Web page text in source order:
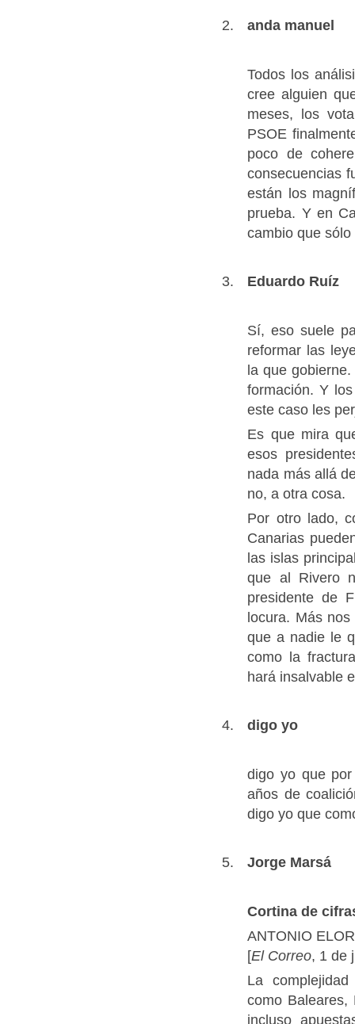
anda manuel
Todos los
cree alguien
meses, los
PSOE
poco de
consecuencias
están los
prueba. Y en
cambio que
Eduardo Ruíz
Sí, eso suele
reformar las
la que
formación. Y
este caso les
Es que mira
esos
nada más allá
no, a otra cosa.
Por otro lado,
Canarias
las islas
que al Rivero
presidente de
locura. Más
que a nadie le
como la
hará insalvable
digo yo
digo yo que
años de
digo yo que
Jorge Marsá
Cortina de
ANTONIO
[El Correo, 1 de
La
como Baleares,
incluso